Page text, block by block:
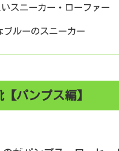
スニーカー・ローファー
ブルーのスニーカー
パンプス編】